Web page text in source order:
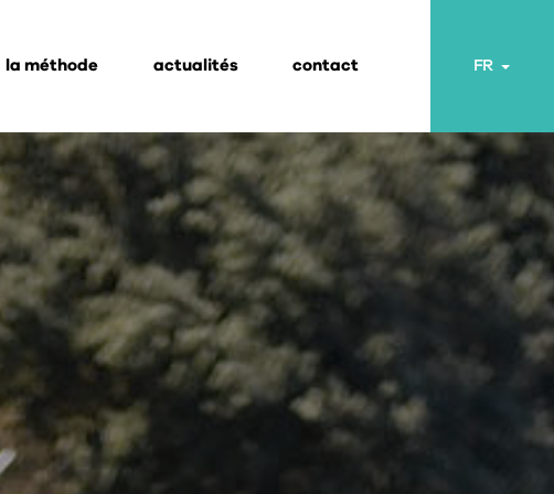
la méthode actualités contact FR